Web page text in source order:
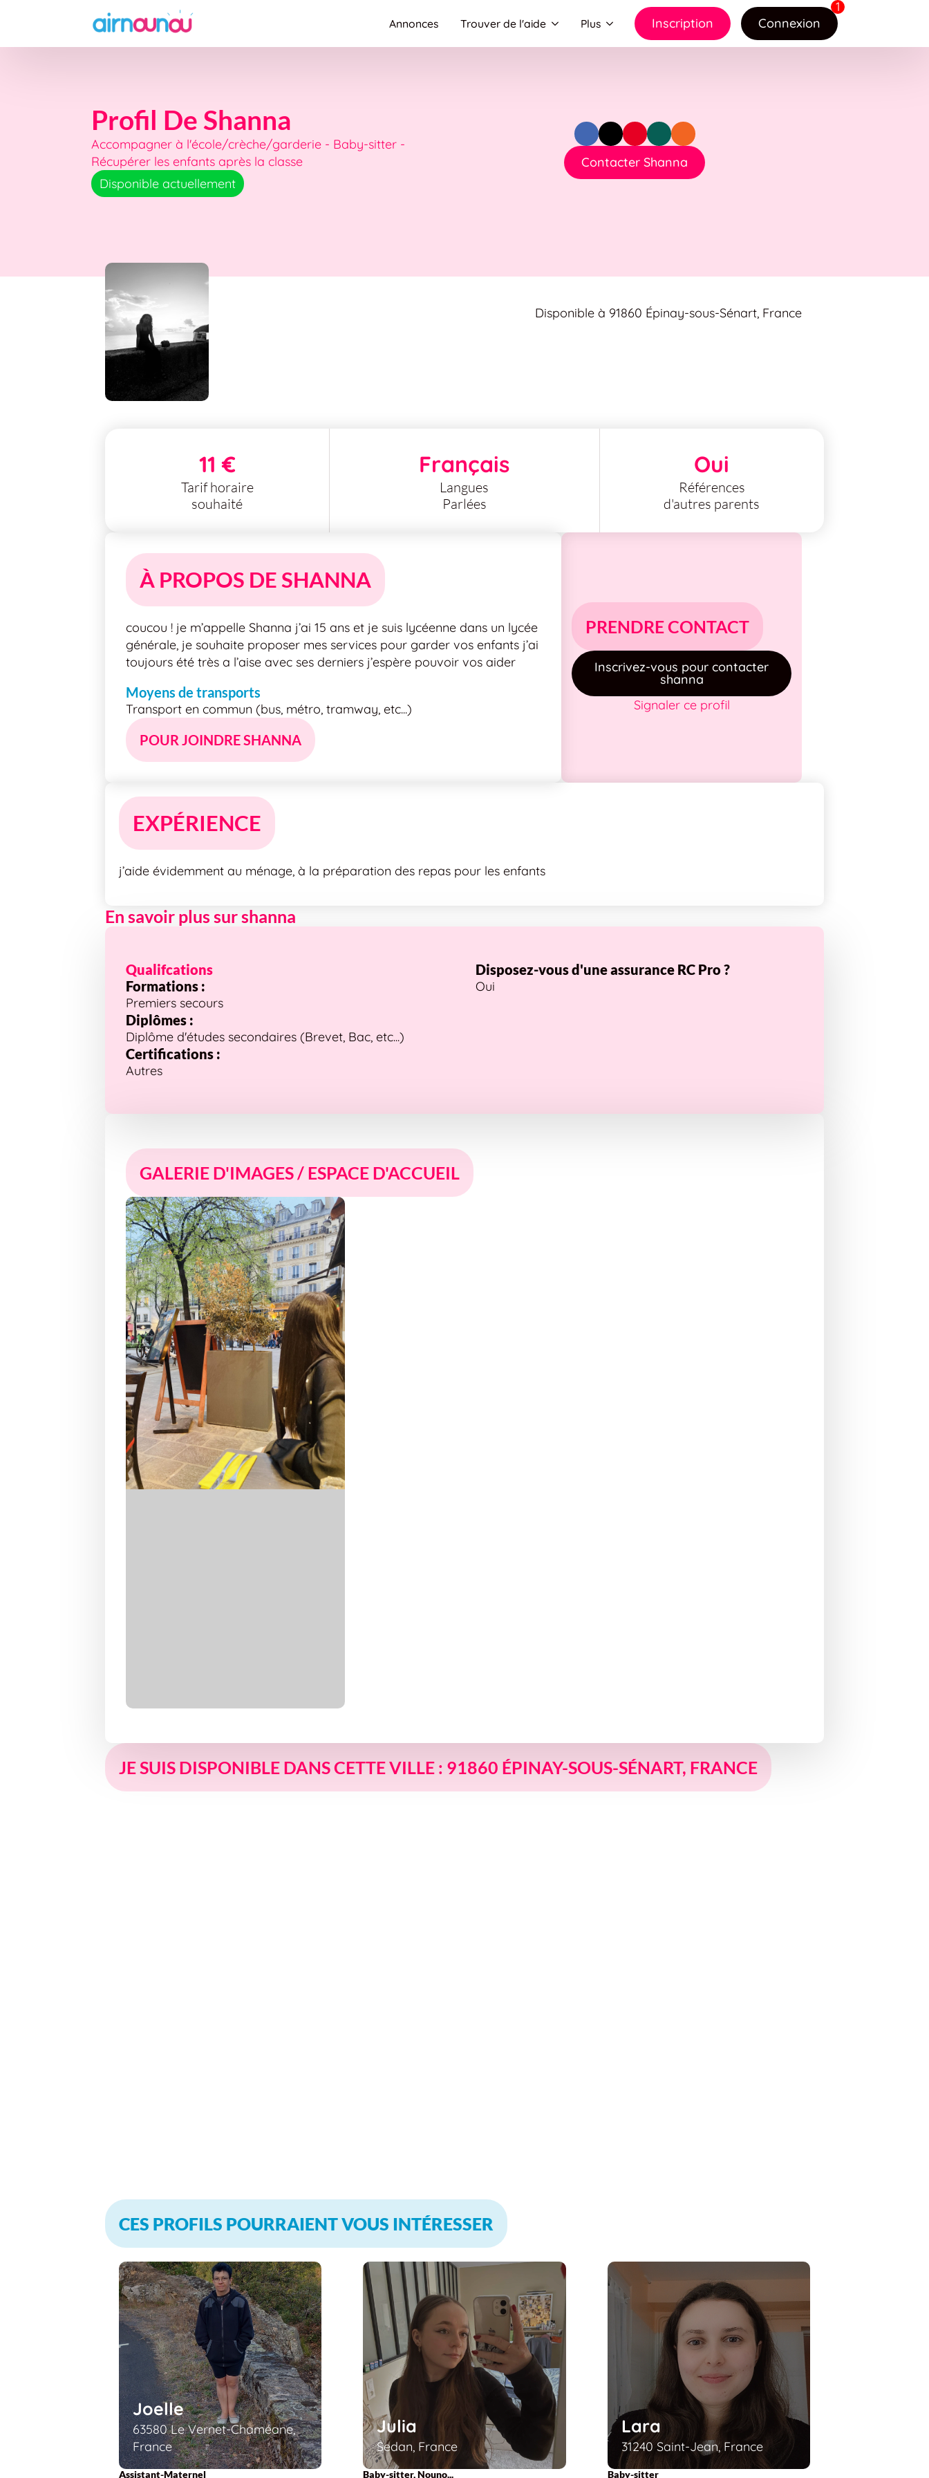
Annonces Trouver de l'aide Plus Inscription Connexion
Profil De Shanna
Accompagner à l'école/crèche/garderie - Baby-sitter -
Récupérer les enfants après la classe
Disponible actuellement
Contacter Shanna
Disponible à 91860 Épinay-sous-Sénart, France
11 €
Tarif horaire
souhaité
Français
Langues
Parlées
Oui
Références
d'autres parents
À PROPOS DE SHANNA
coucou ! je m’appelle Shanna j’ai 15 ans et je suis lycéenne dans un lycée
générale, je souhaite proposer mes services pour garder vos enfants j’ai
toujours été très a l’aise avec ses derniers j’espère pouvoir vos aider
Moyens de transports
Transport en commun (bus, métro, tramway, etc...)
POUR JOINDRE SHANNA
PRENDRE CONTACT
Inscrivez-vous pour contacter
shanna
Signaler ce profil
EXPÉRIENCE
j’aide évidemment au ménage, à la préparation des repas pour les enfants
En savoir plus sur shanna
Qualifcations
Formations :
Premiers secours
Diplômes :
Diplôme d'études secondaires (Brevet, Bac, etc...)
Certifications :
Autres
Disposez-vous d'une assurance RC Pro ?
Oui
GALERIE D'IMAGES / ESPACE D'ACCUEIL
JE SUIS DISPONIBLE DANS CETTE VILLE : 91860 ÉPINAY-SOUS-SÉNART, FRANCE
CES PROFILS POURRAIENT VOUS INTÉRESSER
Joelle
63580 Le Vernet-Chaméane,
France
Assistant-Maternel
Julia
Sedan, France
Baby-sitter, Nouno...
Lara
31240 Saint-Jean, France
Baby-sitter